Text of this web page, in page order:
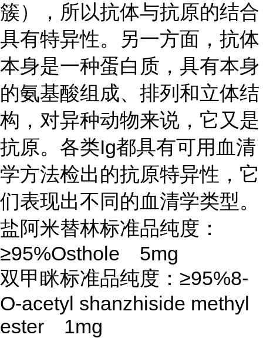
簇），所以抗体与抗原的结合
具有特异性。另一方面，抗体
本身是一种蛋白质，具有本身
的氨基酸组成、排列和立体结
构，对异种动物来说，它又是
抗原。各类Ig都具有可用血清
学方法检出的抗原特异性，它
们表现出不同的血清学类型。
盐阿米替林标准品纯度：
≥95%Osthole 5mg
双甲眯标准品纯度： ≥95%8-
O-acetyl shanzhiside methyl
ester 1mg